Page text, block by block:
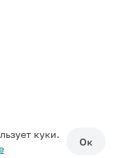
куки.
Ок